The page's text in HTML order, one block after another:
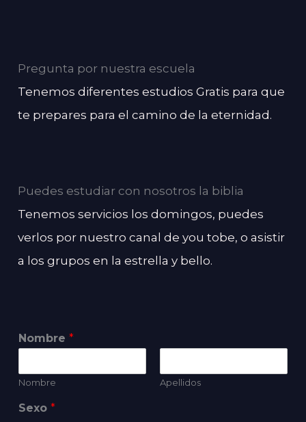
Pregunta por nuestra escuela
Tenemos diferentes estudios Gratis para que
te prepares para el camino de la eternidad.
Puedes estudiar con nosotros la biblia
Tenemos servicios los domingos, puedes
verlos por nuestro canal de you tobe, o asistir
a los grupos en la estrella y bello.
Nombre*
Nombre Apellidos
Sexo*